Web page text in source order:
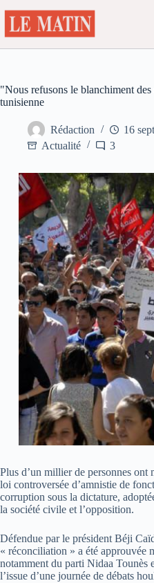
au
contenu
"Nous refusons le blanchiment
tunisienne
Rédaction
16
Actualité
3
Plus d’un millier de personnes ont
loi controversée d’amnistie de
corruption sous la dictature,
la société civile et l’opposition.
Défendue par le président Béji
« réconciliation » a été approuvée
notamment du parti Nidaa Tounès
l’issue d’une journée de débats